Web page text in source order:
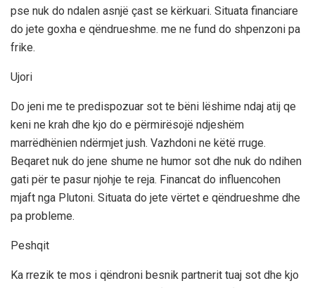
pse nuk do ndalen asnjë çast se kërkuari. Situata financiare
do jete goxha e qëndrueshme. me ne fund do shpenzoni pa
frike.
Ujori
Do jeni me te predispozuar sot te bëni lëshime ndaj atij qe
keni ne krah dhe kjo do e përmirësojë ndjeshëm
marrëdhënien ndërmjet jush. Vazhdoni ne këtë rruge.
Beqaret nuk do jene shume ne humor sot dhe nuk do ndihen
gati për te pasur njohje te reja. Financat do influencohen
mjaft nga Plutoni. Situata do jete vërtet e qëndrueshme dhe
pa probleme.
Peshqit
Ka rrezik te mos i qëndroni besnik partnerit tuaj sot dhe kjo